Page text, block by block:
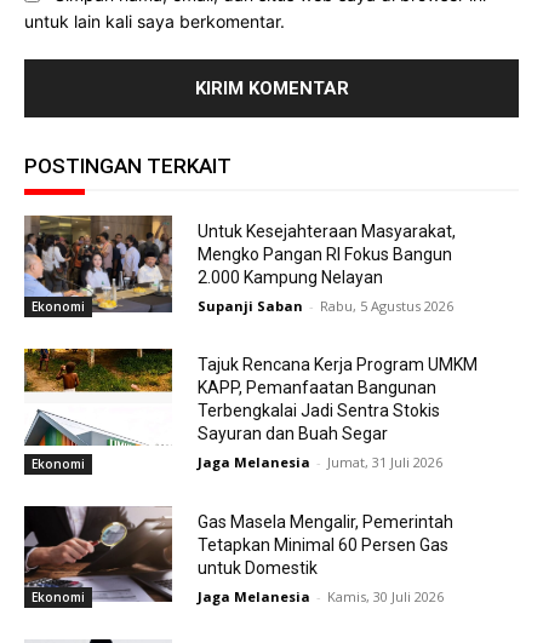
untuk lain kali saya berkomentar.
POSTINGAN TERKAIT
Ekonomi
Untuk Kesejahteraan Masyarakat,
Mengko Pangan RI Fokus Bangun
2.000 Kampung Nelayan
Supanji Saban - Rabu, 5 Agustus 2026
Ekonomi
Tajuk Rencana Kerja Program UMKM
KAPP, Pemanfaatan Bangunan
Terbengkalai Jadi Sentra Stokis
Sayuran dan Buah Segar
Jaga Melanesia - Jumat, 31 Juli 2026
Ekonomi
Gas Masela Mengalir, Pemerintah
Tetapkan Minimal 60 Persen Gas
untuk Domestik
Jaga Melanesia - Kamis, 30 Juli 2026